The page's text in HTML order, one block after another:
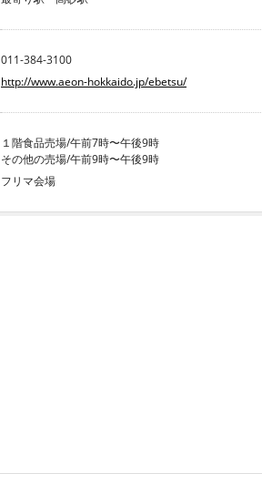
011-384-3100
http://www.aeon-hokkaido.jp/ebetsu/
１階食品売場/午前7時〜午後9時
その他の売場/午前9時〜午後9時
フリマ会場